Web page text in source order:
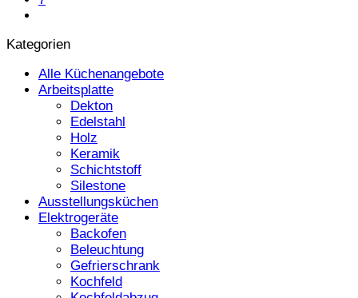
Kategorien
Alle Küchenangebote
Arbeitsplatte
Dekton
Edelstahl
Holz
Keramik
Schichtstoff
Silestone
Ausstellungsküchen
Elektrogeräte
Backofen
Beleuchtung
Gefrierschrank
Kochfeld